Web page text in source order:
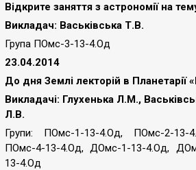
Відкрите заняття з астрономії на
Викладач: Васьківська Т.В.
Група ПОмс-3-13-4.Од
23.04.2014
До дня Землі лекторій в Планетарії
Викладачі: Глухенька Л.М.,
Л.В.
Групи: ПОмс-1-13-4.Од, ПОмс-2-13-
ПОмс-4-13-4.Од,ДОмс-1-13-4.Од,
13-4.Од